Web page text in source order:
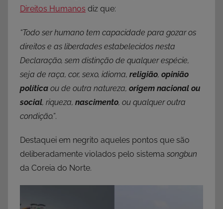
Direitos Humanos diz que:
“Todo ser humano tem capacidade para gozar os
direitos e as liberdades estabelecidos nesta
Declaração, sem distinção de qualquer espécie,
seja de raça, cor, sexo, idioma, religião, opinião
política ou de outra natureza, origem nacional ou
social, riqueza, nascimento, ou qualquer outra
condição.”.
Destaquei em negrito aqueles pontos que são
deliberadamente violados pelo sistema songbun
da Coreia do Norte.